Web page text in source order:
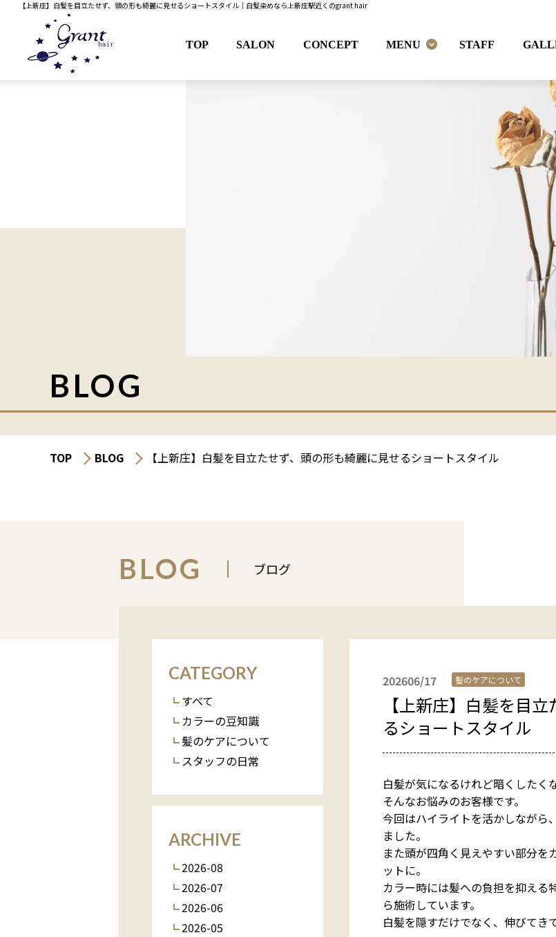
【上新庄】白髪を目立たせず、頭の形も綺麗に見せるショートスタイル｜白髪染めなら上新庄駅近くのgrant hair
TOP SALON CONCEPT MENU STAFF
BLOG
TOP BLOG 【上新庄】白髪を目立たせず、頭の形も綺麗に見せるショートスタイル
BLOG ブログ
202606/17 髪のケアについて
【上新庄】白髪を目
るショートスタイル
白髪が気になるけれど暗くしたく
そんなお悩みのお客様です。
今回はハイライトを活かしながら
ました。
また頭が四角く見えやすい部分
ットに。
カラー時には髪への負担を抑える
ら施術しています。
白髪を隠すだけでなく、伸びてき
CATEGORY
すべて
カラーの豆知識
髪のケアについて
スタッフの日常
ARCHIVE
2026-08
2026-07
2026-06
2026-05